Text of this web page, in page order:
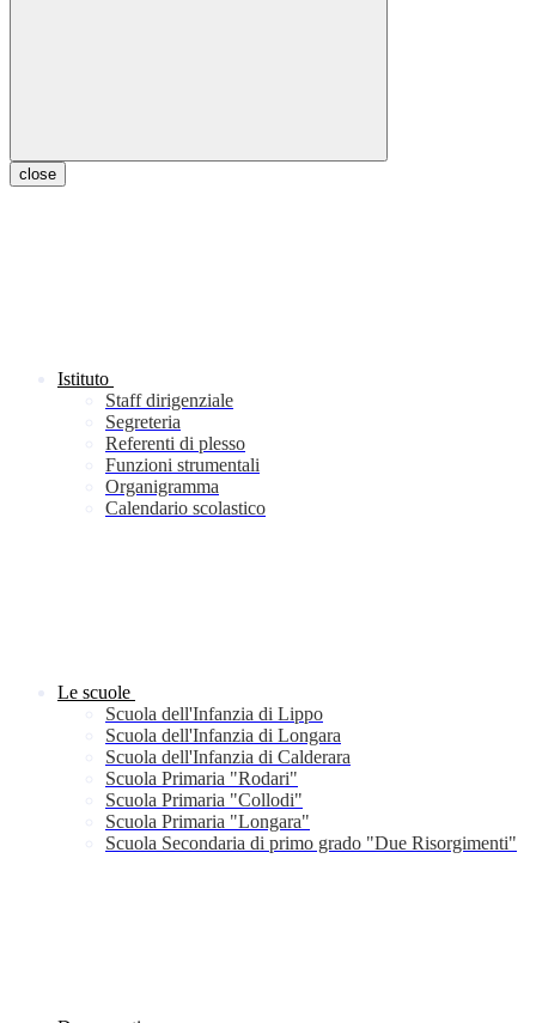
close
Istituto
Staff dirigenziale
Segreteria
Referenti di plesso
Funzioni strumentali
Organigramma
Calendario scolastico
Le scuole
Scuola dell'Infanzia di Lippo
Scuola dell'Infanzia di Longara
Scuola dell'Infanzia di Calderara
Scuola Primaria "Rodari"
Scuola Primaria "Collodi"
Scuola Primaria "Longara"
Scuola Secondaria di primo grado "Due Risorgimenti"